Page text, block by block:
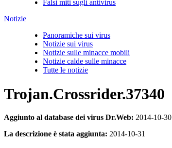
Falsi miti sugli antivirus
Notizie
Panoramiche sui virus
Notizie sui virus
Notizie sulle minacce mobili
Notizie calde sulle minacce
Tutte le notizie
Trojan.Crossrider.37340
Aggiunto al database dei virus Dr.Web: 2014-10-30
La descrizione è stata aggiunta: 2014-10-31